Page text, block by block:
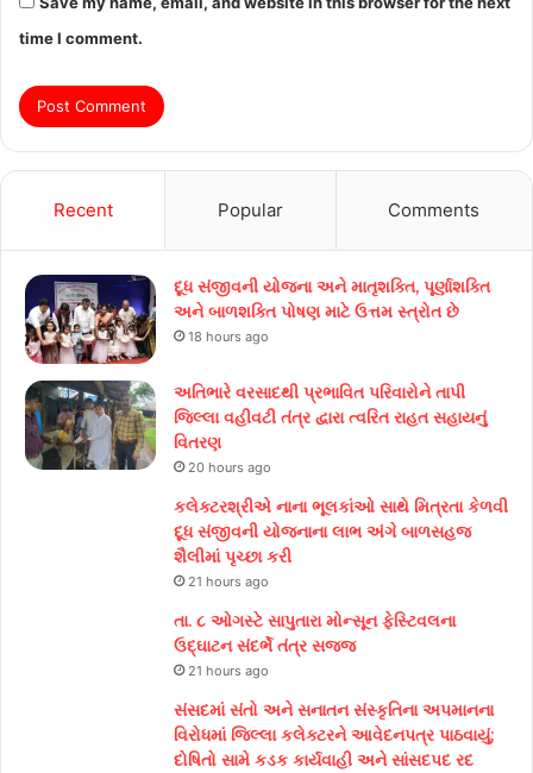
time I comment.
Recent Popular Comments
દૂધ સંજીવની યોજના અને માતૃશક્તિ, પૂર્ણાશક્તિ
અને બાળશક્તિ પોષણ માટે ઉત્તમ સ્ત્રોત છે
18 hours ago
અતિભારે વરસાદથી પ્રભાવિત પરિવારોને તાપી
જિલ્લા વહીવટી તંત્ર દ્વારા ત્વરિત રાહત સહાયનું
વિતરણ
20 hours ago
કલેક્ટરશ્રીએ નાના ભૂલકાંઓ સાથે મિત્રતા કેળવી
દૂધ સંજીવની યોજનાના લાભ અંગે બાળસહજ
શૈલીમાં પૃચ્છા કરી
21 hours ago
તા. ૮ ઓગસ્ટે સાપુતારા મોન્સૂન ફેસ્ટિવલના
ઉદ્ઘાટન સંદર્ભે તંત્ર સજ્જ
21 hours ago
સંસદમાં સંતો અને સનાતન સંસ્કૃતિના અપમાનના
વિરોધમાં જિલ્લા કલેક્ટરને આવેદનપત્ર પાઠવાયું;
દોષિતો સામે કડક કાર્યવાહી અને સાંસદપદ રદ